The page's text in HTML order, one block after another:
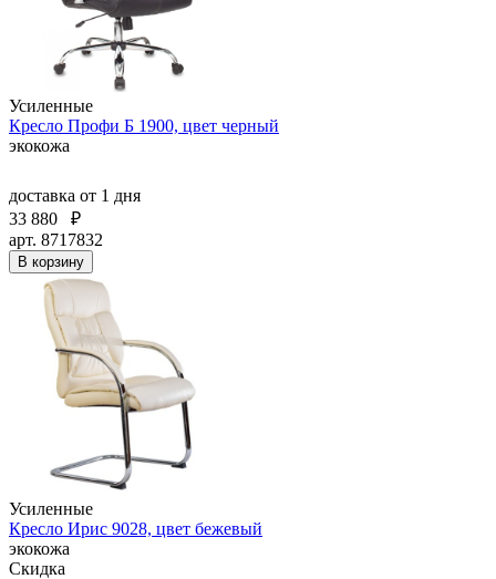
Усиленные
Кресло Профи Б 1900, цвет черный
экокожа
доставка от 1 дня
33 880
₽
арт. 8717832
В корзину
Усиленные
Кресло Ирис 9028, цвет бежевый
экокожа
Скидка